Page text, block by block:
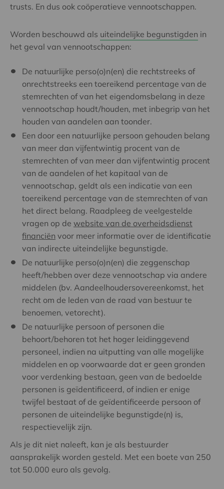
trusts. En dus ook coöperatieve vennootschappen.
Worden beschouwd als uiteindelijke begunstigden in
het geval van vennootschappen:
De natuurlijke perso(o)n(en) die rechtstreeks of
onrechtstreeks een toereikend percentage van de
stemrechten of van het eigendomsbelang in deze
vennootschap houdt/houden, met inbegrip van het
houden van aandelen aan toonder.
Een door een natuurlijke persoon gehouden belang
van meer dan vijfentwintig procent van de
stemrechten of van meer dan vijfentwintig procent
van de aandelen of het kapitaal van de
vennootschap, geldt als een indicatie van een
toereikend percentage van de stemrechten of van
het direct belang. Raadpleeg de veelgestelde
vragen op de website van de overheidsdienst
financiën voor meer informatie over de identificatie
van indirecte uiteindelijke begunstigde.
De natuurlijke perso(o)n(en) die zeggenschap
heeft/hebben over deze vennootschap via andere
middelen (bv. Aandeelhoudersovereenkomst, het
recht om de leden van de raad van bestuur te
benoemen, vetorecht).
De natuurlijke persoon of personen die
behoort/behoren tot het hoger leidinggevend
personeel, indien na uitputting van alle mogelijke
middelen en op voorwaarde dat er geen gronden
voor verdenking bestaan, geen van de bedoelde
personen is geïdentificeerd, of indien er enige
twijfel bestaat of de geïdentificeerde persoon of
personen de uiteindelijke begunstigde(n) is,
respectievelijk zijn.
Als je dit niet naleeft, kan je als bestuurder
aansprakelijk worden gesteld. Met een boete van 250
tot 50.000 euro als gevolg.